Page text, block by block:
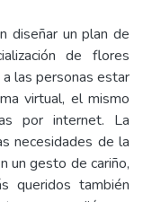
diseñar un plan de
de flores
las personas estar
virtual, el mismo
por internet. La
necesidades de la
un gesto de cariño,
queridos también